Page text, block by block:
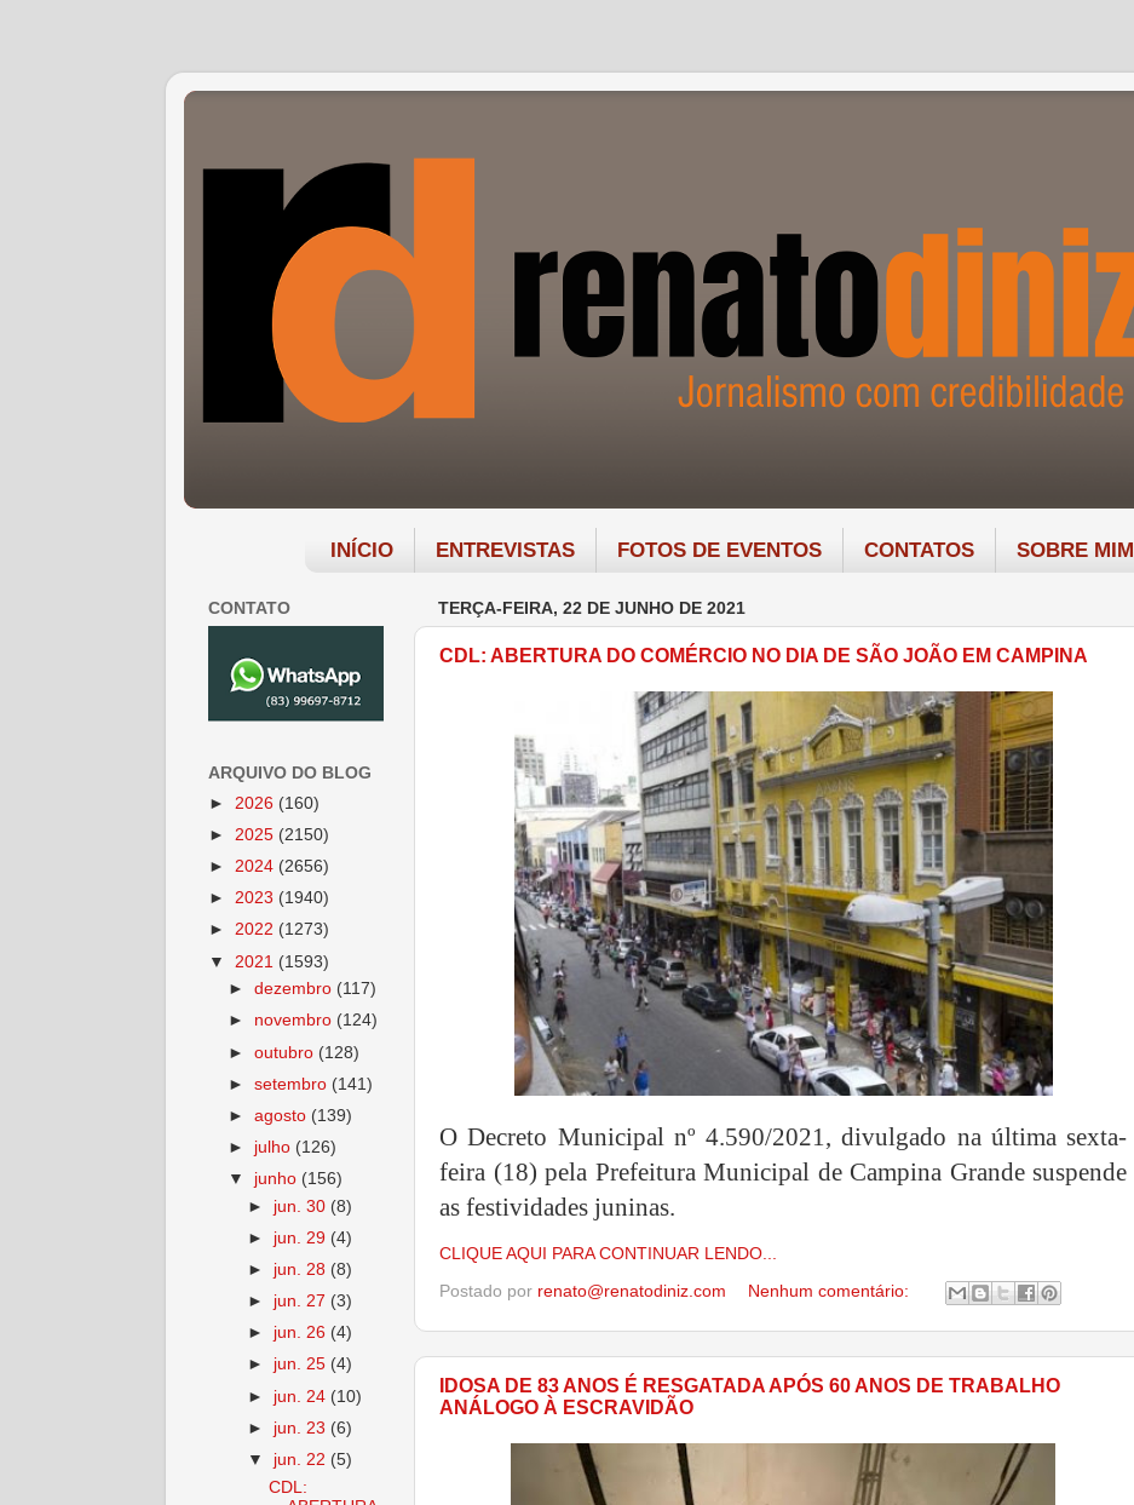
INÍCIO ENTREVISTAS FOTOS DE EVENTOS CONTATOS SOBRE MIM
TERÇA-FEIRA, 22 DE JUNHO DE 2021
CDL: ABERTURA DO COMÉRCIO NO DIA DE SÃO JOÃO EM CAMPINA
O Decreto Municipal nº 4.590/2021, divulgado na última sexta-
feira (18) pela Prefeitura Municipal de Campina Grande suspende
as festividades juninas.
CLIQUE AQUI PARA CONTINUAR LENDO...
Postado por renato@renatodiniz.com Nenhum comentário:
IDOSA DE 83 ANOS É RESGATADA APÓS 60 ANOS DE TRABALHO
ANÁLOGO À ESCRAVIDÃO
CONTATO
ARQUIVO DO BLOG
► 2026 (160)
► 2025 (2150)
► 2024 (2656)
► 2023 (1940)
► 2022 (1273)
▼ 2021 (1593)
►dezembro (117)
► novembro (124)
►outubro (128)
►setembro (141)
►agosto (139)
► julho (126)
▼ junho (156)
► jun. 30 (8)
► jun. 29 (4)
► jun. 28 (8)
► jun. 27 (3)
► jun. 26 (4)
► jun. 25 (4)
► jun. 24 (10)
► jun. 23 (6)
▼ jun. 22 (5)
CDL: